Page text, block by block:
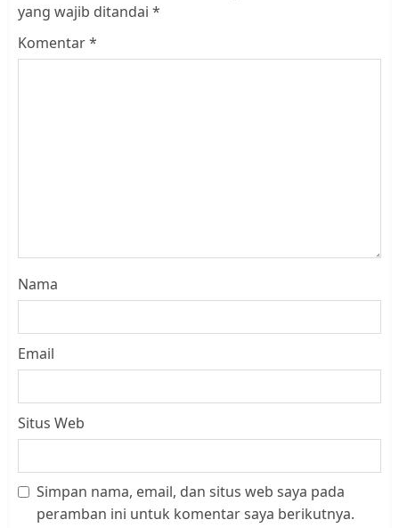
yang wajib ditandai *
Komentar*
Nama
Email
Situs Web
Simpan nama, email, dan situs web saya pada
peramban ini untuk komentar saya berikutnya.
Datangi Pemko Batam, Warga